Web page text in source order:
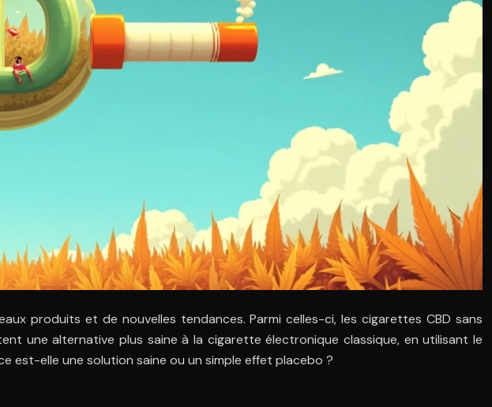
produits et de nouvelles tendances. Parmi celles-ci, les cigarettes CBD sans
une alternative plus saine à la cigarette électronique classique, en utilisant le
est-elle une solution saine ou un simple effet placebo ?